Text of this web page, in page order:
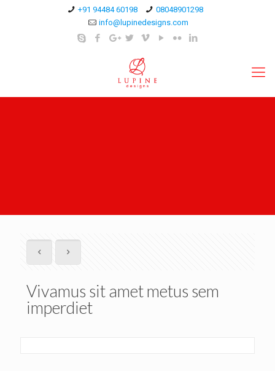
+91 94484 60198
08048901298
info@lupinedesigns.com
Vivamus sit amet metus sem
imperdiet